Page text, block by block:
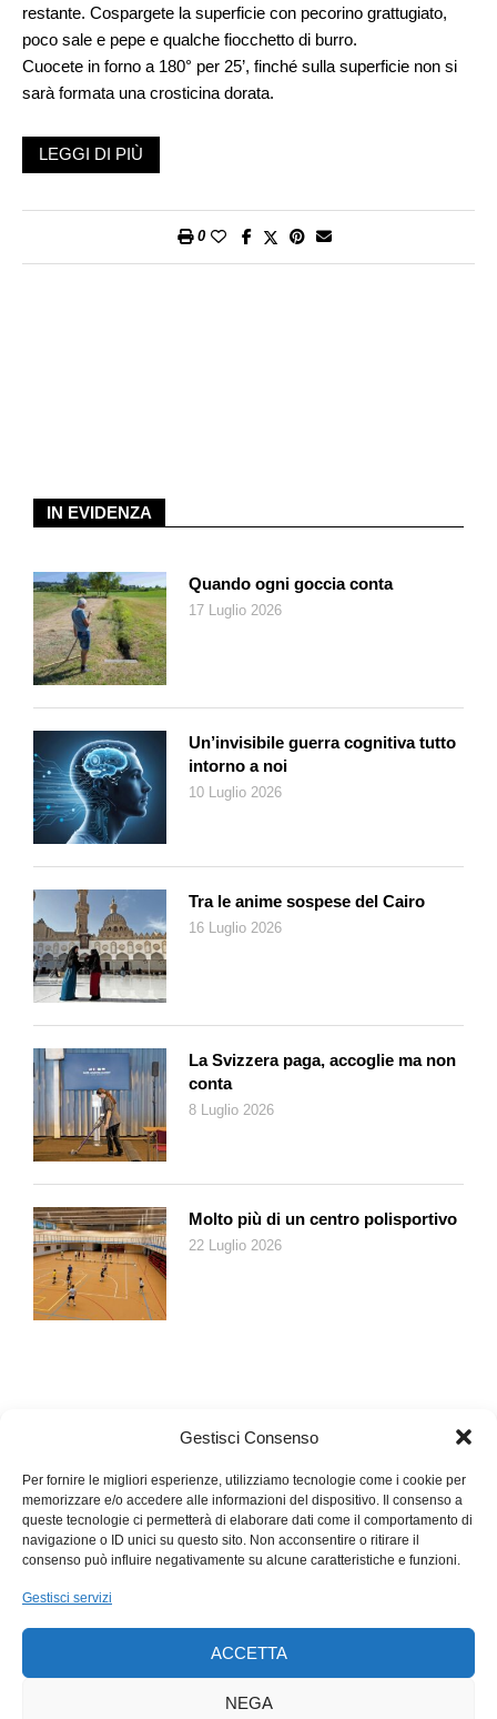
Gestisci Consenso
Per fornire le migliori esperienze, utilizziamo tecnologie come i cookie per
memorizzare e/o accedere alle informazioni del dispositivo. Il consenso a
queste tecnologie ci permetterà di elaborare dati come il comportamento di
navigazione o ID unici su questo sito. Non acconsentire o ritirare il
consenso può influire negativamente su alcune caratteristiche e funzioni.
Gestisci servizi
ACCETTA
NEGA
restante. Cospargete la superficie con pecorino grattugiato,
poco sale e pepe e qualche fiocchetto di burro.
Cuocete in forno a 180° per 25’, finché sulla superficie non si
sarà formata una crosticina dorata.
LEGGI DI PIÙ
0
IN EVIDENZA
Quando ogni goccia conta
17 Luglio 2026
Un’invisibile guerra cognitiva tutto
intorno a noi
10 Luglio 2026
Tra le anime sospese del Cairo
16 Luglio 2026
La Svizzera paga, accoglie ma non
conta
8 Luglio 2026
Molto più di un centro polisportivo
22 Luglio 2026